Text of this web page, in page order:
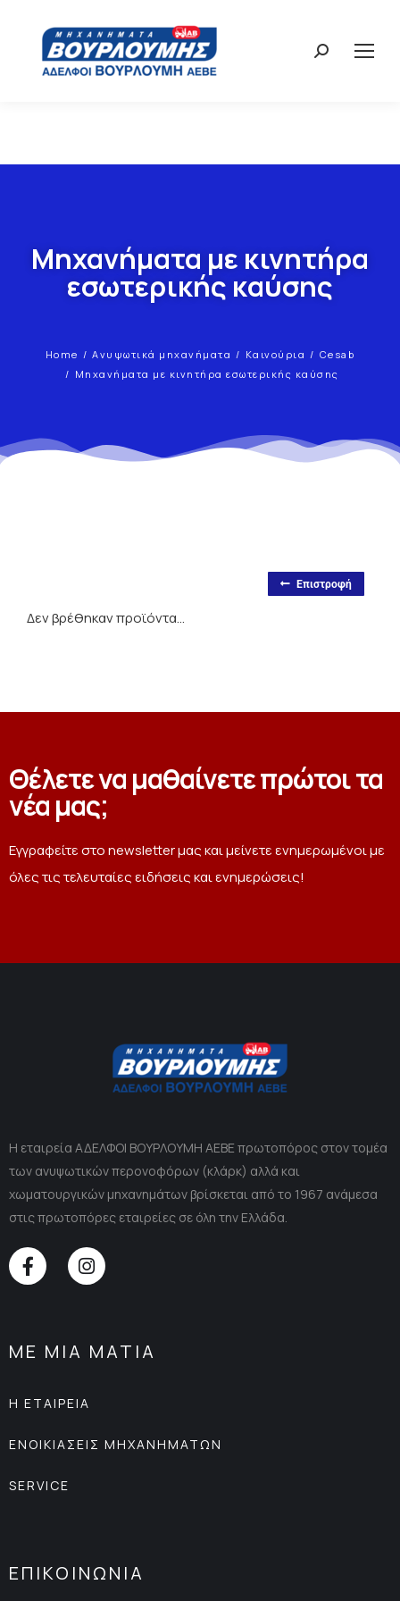
Μηχανήματα με κινητήρα
εσωτερικής καύσης
You are here:
Home Ανυψωτικά μηχανήματα Καινούρια
Cesab
Μηχανήματα με κινητήρα εσωτερικής καύσης
Επιστροφή
Δεν βρέθηκαν προϊόντα...
Θέλετε να μαθαίνετε πρώτοι τα
νέα μας;
Εγγραφείτε στο newsletter μας και μείνετε ενημερωμένοι με
όλες τις τελευταίες ειδήσεις και ενημερώσεις!
Η εταιρεία ΑΔΕΛΦΟΙ ΒΟΥΡΛΟΥΜΗ ΑΕΒΕ πρωτοπόρος στον τομέα
των ανυψωτικών περονοφόρων (κλάρκ) αλλά και
χωματουργικών μηχανημάτων βρίσκεται από το 1967 ανάμεσα
στις πρωτοπόρες εταιρείες σε όλη την Ελλάδα.
ΜΕ ΜΙΑ ΜΑΤΙΑ
Η ΕΤΑΙΡΕΙΑ
ΕΝΟΙΚΙΑΣΕΙΣ ΜΗΧΑΝΗΜΑΤΩΝ
SERVICE
ΕΠΙΚΟΙΝΩΝΙΑ